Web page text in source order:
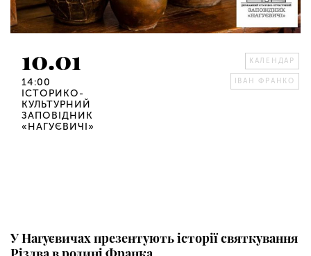
10.01
14:00
ІСТОРИКО-
КУЛЬТУРНИЙ
ЗАПОВІДНИК
«НАГУЄВИЧІ»
КАЛЕНДАР
ІВАН ФРАНКО
У Нагуєвичах презентують історії святкування